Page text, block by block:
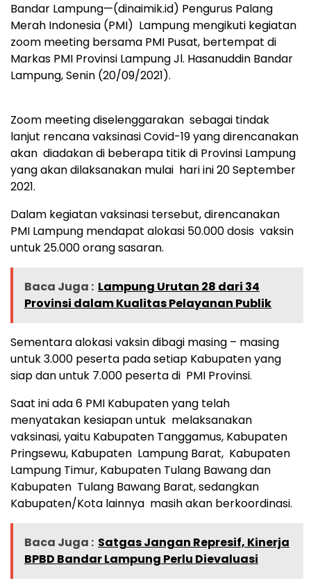
Bandar Lampung—(dinaimik.id) Pengurus Palang
Merah Indonesia (PMI) Lampung mengikuti kegiatan
zoom meeting bersama PMI Pusat, bertempat di
Markas PMI Provinsi Lampung Jl. Hasanuddin Bandar
Lampung, Senin (20/09/2021).
Zoom meeting diselenggarakan sebagai tindak
lanjut rencana vaksinasi Covid-19 yang direncanakan
akan diadakan di beberapa titik di Provinsi Lampung
yang akan dilaksanakan mulai hari ini 20 September
2021.
Dalam kegiatan vaksinasi tersebut, direncanakan
PMI Lampung mendapat alokasi 50.000 dosis vaksin
untuk 25.000 orang sasaran.
Baca Juga : Lampung Urutan 28 dari 34
Provinsi dalam Kualitas Pelayanan Publik
Sementara alokasi vaksin dibagi masing – masing
untuk 3.000 peserta pada setiap Kabupaten yang
siap dan untuk 7.000 peserta di PMI Provinsi.
Saat ini ada 6 PMI Kabupaten yang telah
menyatakan kesiapan untuk melaksanakan
vaksinasi, yaitu Kabupaten Tanggamus, Kabupaten
Pringsewu, Kabupaten Lampung Barat, Kabupaten
Lampung Timur, Kabupaten Tulang Bawang dan
Kabupaten Tulang Bawang Barat, sedangkan
Kabupaten/Kota lainnya masih akan berkoordinasi.
Baca Juga : Satgas Jangan Represif, Kinerja
BPBD Bandar Lampung Perlu Dievaluasi